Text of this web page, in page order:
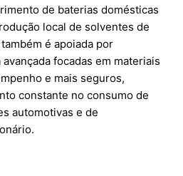
de baterias domésticas
local de solventes de
é apoiada por
focadas em materiais
e mais seguros,
constante no consumo de
automotivas e de